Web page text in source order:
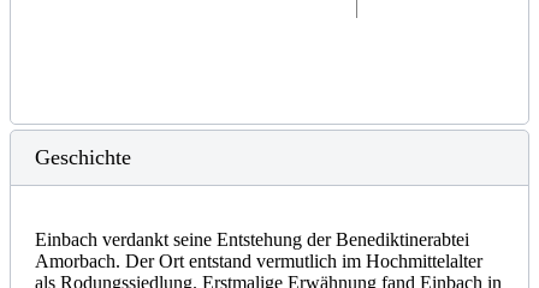
Geschichte
Einbach verdankt seine Entstehung der Benediktinerabtei
Amorbach. Der Ort entstand vermutlich im Hochmittelalter
als Rodungssiedlung. Erstmalige Erwähnung fand Einbach in